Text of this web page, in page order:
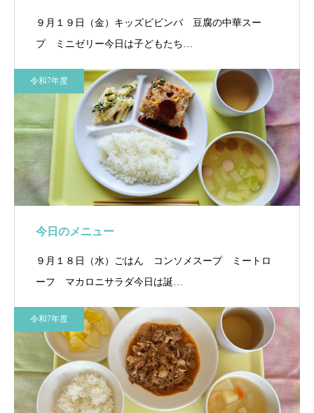
９月１９日（金）キッズビビンバ 豆腐の中華スー
プ ミニゼリー今日は子どもたち…
令和7年度
今日のメニュー
９月１８日（水）ごはん コンソメスープ ミートロ
ーフ マカロニサラダ今日は誕…
令和7年度